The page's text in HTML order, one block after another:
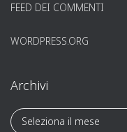
FEED DEI COMMENTI
WORDPRESS.ORG
Archivi
A